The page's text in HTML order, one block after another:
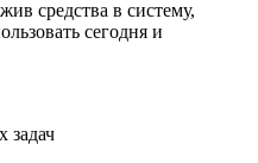
средства в систему,
сегодня и
задач